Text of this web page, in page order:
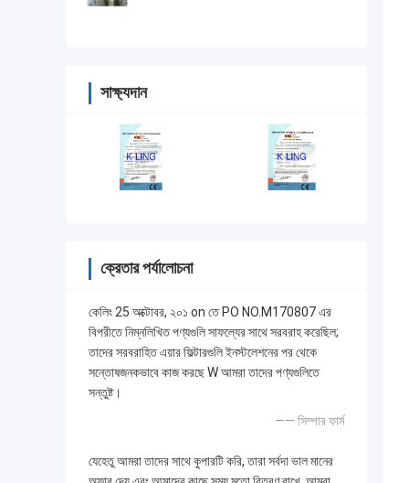
সাক্ষ্যদান
ক্রেতার পর্যালোচনা
কেলিং 25 অক্টোবর, ২০১ on তে PO NO.M170807 এর
বিপরীতে নিম্নলিখিত পণ্যগুলি সাফল্যের সাথে সরবরাহ করেছিল;
তাদের সরবরাহিত এয়ার ফিল্টারগুলি ইনস্টলেশনের পর থেকে
সন্তোষজনকভাবে কাজ করছে W আমরা তাদের পণ্যগুলিতে
সন্তুষ্ট।
—— সিম্পার ফার্ম
যেহেতু আমরা তাদের সাথে কুপারটি করি, তারা সর্বদা ভাল মানের